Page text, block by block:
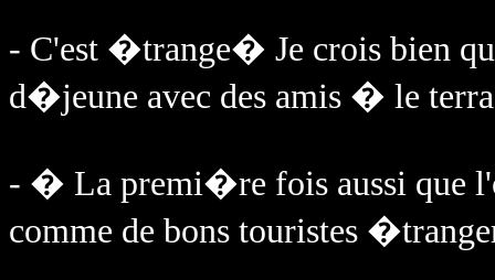
- C'est �trange� Je crois bien
d�jeune avec des amis � le
- � La premi�re fois aussi que
comme de bons touristes